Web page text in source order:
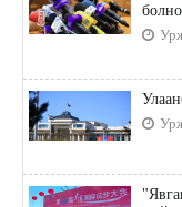
болно